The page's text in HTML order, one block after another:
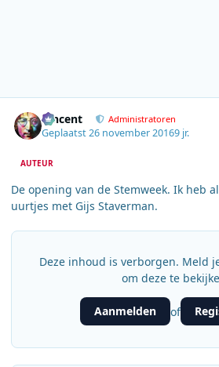
Vincent Administratoren
Geplaatst26 november 20169 jr.
AUTEUR
De opening van de Stemweek. Ik heb
uurtjes met Gijs Staverman.
Deze inhoud is verborgen. Meld
om deze te
Aanmelden of